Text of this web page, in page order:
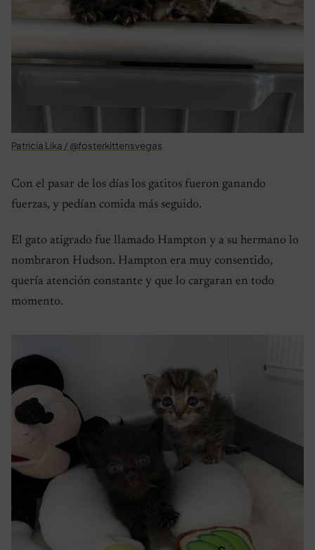
Patricia Lika / @fosterkittensvegas
Con el pasar de los días los gatitos fueron ganando
fuerzas, y pedían comida más seguido.
El gato atigrado fue llamado Hampton y a su hermano lo
nombraron Hudson. Hampton era muy consentido,
quería atención constante y que lo cargaran en todo
momento.